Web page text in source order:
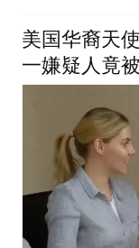
美国华裔天
一嫌疑人竟